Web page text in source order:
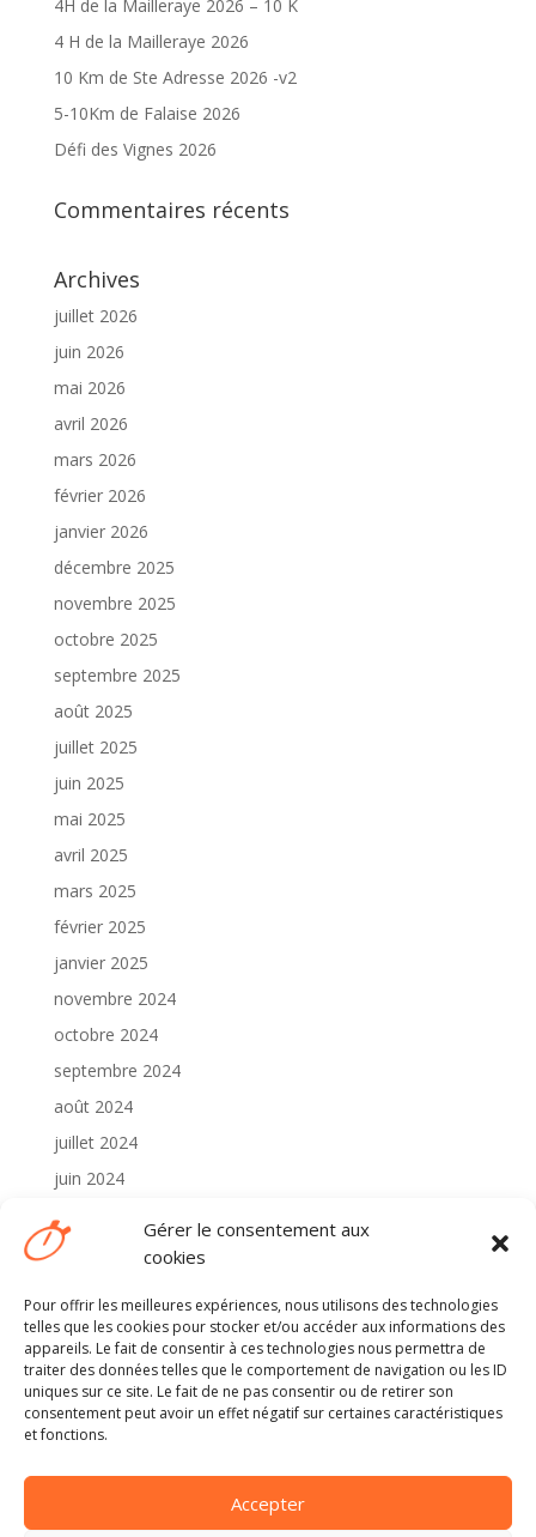
Gérer le consentement aux
cookies
Pour offrir les meilleures expériences, nous utilisons des technologies
telles que les cookies pour stocker et/ou accéder aux informations des
appareils. Le fait de consentir à ces technologies nous permettra de
traiter des données telles que le comportement de navigation ou les ID
uniques sur ce site. Le fait de ne pas consentir ou de retirer son
consentement peut avoir un effet négatif sur certaines caractéristiques
et fonctions.
Accepter
4H de la Mailleraye 2026 – 10 K
4 H de la Mailleraye 2026
10 Km de Ste Adresse 2026 -v2
5-10Km de Falaise 2026
Défi des Vignes 2026
Commentaires récents
Archives
juillet 2026
juin 2026
mai 2026
avril 2026
mars 2026
février 2026
janvier 2026
décembre 2025
novembre 2025
octobre 2025
septembre 2025
août 2025
juillet 2025
juin 2025
mai 2025
avril 2025
mars 2025
février 2025
janvier 2025
novembre 2024
octobre 2024
septembre 2024
août 2024
juillet 2024
juin 2024
mai 2024
avril 2024
Catégories
2024
Non classé
Méta
Connexion